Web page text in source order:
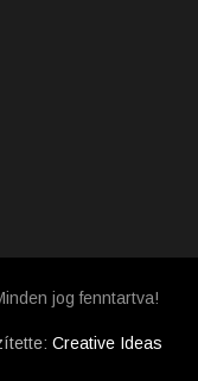
jog fenntartva!
Creative Ideas